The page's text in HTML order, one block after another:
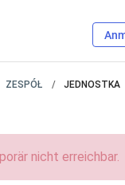
ZESPÓŁ JEDNOSTKA
nicht erreichbar.